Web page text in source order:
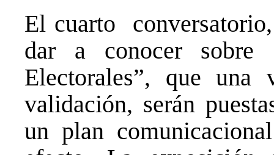
El cuarto
dar a conocer
Electorales”, que
validación, serán
un plan